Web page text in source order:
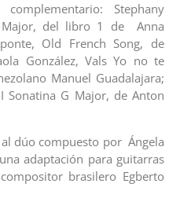
Stephany
Major, del libro 1 de Anna
Old French Song, de
González, Vals Yo no te
Manuel Guadalajara;
Sonatina G Major, de Anton
dúo compuesto por Ángela
adaptación para guitarras
brasilero Egberto